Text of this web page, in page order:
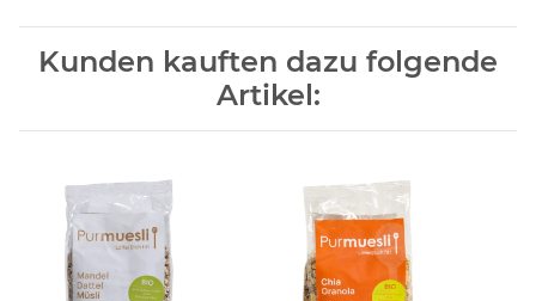
Kunden kauften dazu folgende
Artikel: